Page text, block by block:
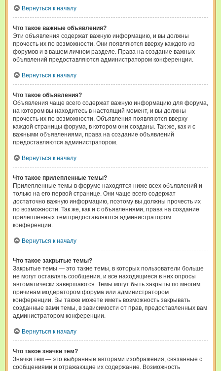
Вернуться к началу
Что такое важные объявления?
Эти объявления содержат важную информацию, и вы должны
прочесть их по возможности. Они появляются вверху каждого из
форумов и в вашем личном разделе. Права на создание важных
объявлений предоставляются администратором конференции.
Вернуться к началу
Что такое объявления?
Объявления чаще всего содержат важную информацию для форума,
на котором вы находитесь в настоящий момент, и вы должны
прочесть их по возможности. Объявления появляются вверху
каждой страницы форума, в котором они созданы. Так же, как и с
важными объявлениями, права на создание объявлений
предоставляются администратором.
Вернуться к началу
Что такое прилепленные темы?
Прилепленные темы в форуме находятся ниже всех объявлений и
только на его первой странице. Они чаще всего содержат
достаточно важную информацию, поэтому вы должны прочесть их
по возможности. Так же, как и с объявлениями, права на создание
прилепленных тем предоставляются администратором
конференции.
Вернуться к началу
Что такое закрытые темы?
Закрытые темы — это такие темы, в которых пользователи больше
не могут оставлять сообщения, и все находящиеся в них опросы
автоматически завершаются. Темы могут быть закрыты по многим
причинам модератором форума или администратором
конференции. Вы также можете иметь возможность закрывать
созданные вами темы, в зависимости от прав, предоставленных вам
администратором конференции.
Вернуться к началу
Что такое значки тем?
Значки тем — это выбранные авторами изображения, связанные с
сообщениями и отражающие их содержание. Возможность